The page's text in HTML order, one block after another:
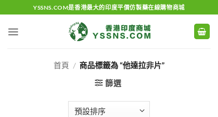
to
content
YSSNS.COM是香港最大的印度平價仿製藥在線購物商城
首頁 / 商品標籤為 “他達拉非片”
篩選